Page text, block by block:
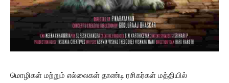
மொழிகள் மற்றும் எல்லைகள் தாண்டி ரசிகர்கள் மத்தியில்